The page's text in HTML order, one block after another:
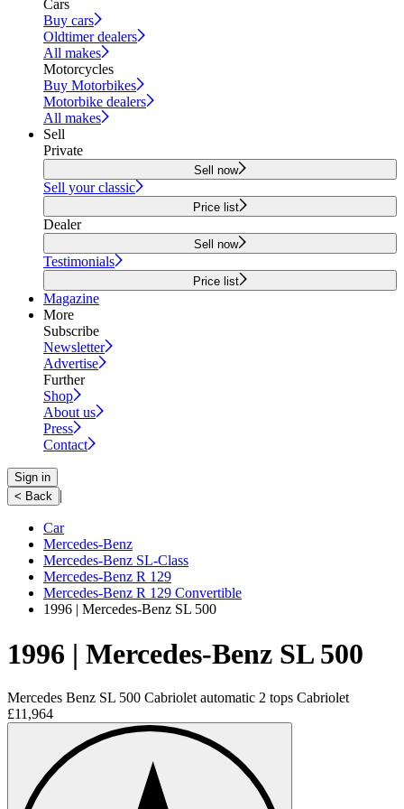
Cars
Buy cars
Oldtimer dealers
All makes
Motorcycles
Buy Motorbikes
Motorbike dealers
All makes
Sell
Private
Sell now
Sell your classic
Price list
Dealer
Sell now
Testimonials
Price list
Magazine
More
Subscribe
Newsletter
Advertise
Further
Shop
About us
Press
Contact
Sign in
< Back |
Car
Mercedes-Benz
Mercedes-Benz SL-Class
Mercedes-Benz R 129
Mercedes-Benz R 129 Convertible
1996 | Mercedes-Benz SL 500
1996 | Mercedes-Benz SL 500
Mercedes Benz SL 500 Cabriolet automatic 2 tops Cabriolet
£11,964